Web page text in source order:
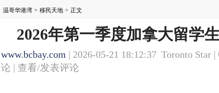
温哥华港湾 > 移民天地 > 正文
2026年第一季度加拿大留学
www.bcbay.com | 2026-05-21 18:12:37 Toronto Star |
论 | 查看/发表评论